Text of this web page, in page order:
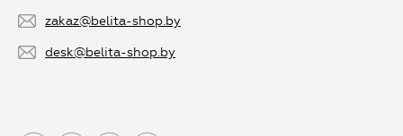
zakaz@belita-shop.by
desk@belita-shop.by